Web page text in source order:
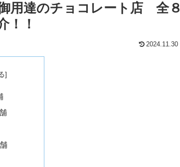
用達のチョコレート店 全８
！！
2024.11.30